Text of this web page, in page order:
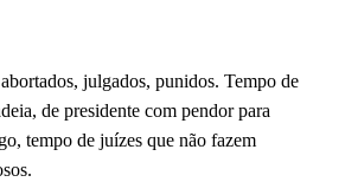
julgados, punidos. Tempo de
de presidente com pendor para
tempo de juízes que não fazem